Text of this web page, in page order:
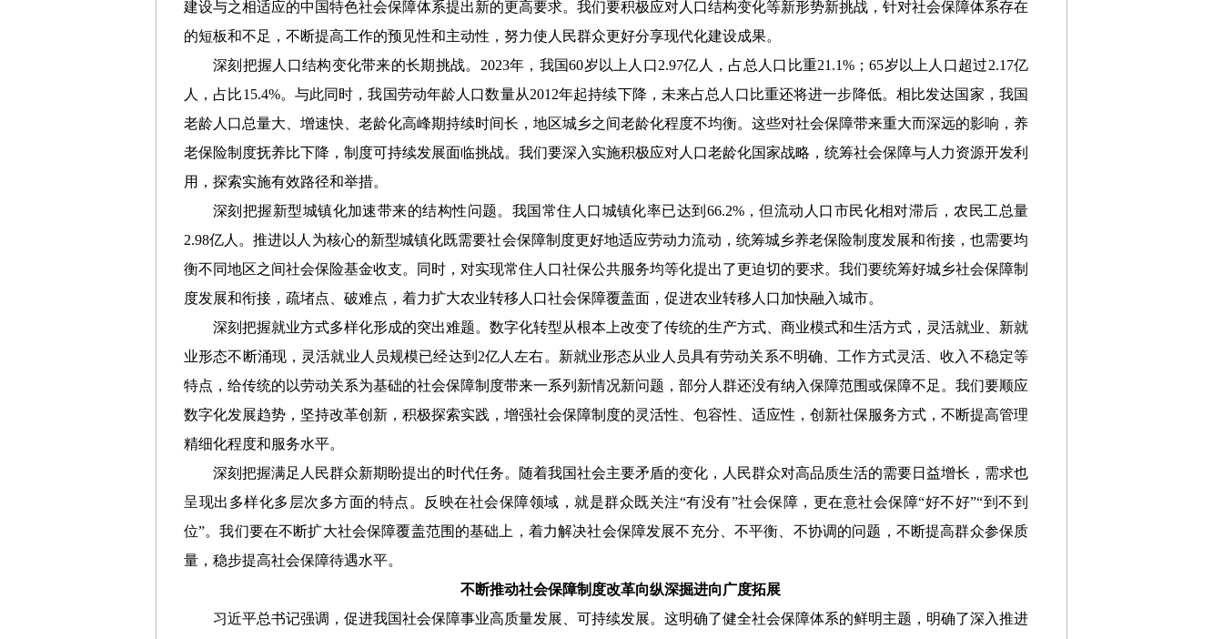
建设与之相适应的中国特色社会保障体系提出新的更高要求。我们要积极应对人口结构变化等新形势新挑战，针对社会保障体系存在
的短板和不足，不断提高工作的预见性和主动性，努力使人民群众更好分享现代化建设成果。
深刻把握人口结构变化带来的长期挑战。 2023年，我国60岁以上人口2.97亿人，占总人口比重21.1%；65岁以上人口超过2.17亿
人，占比15.4%。与此同时，我国劳动年龄人口数量从2012年起持续下降，未来占总人口比重还将进一步降低。相比发达国家，我国
老龄人口总量大、增速快、老龄化高峰期持续时间长，地区城乡之间老龄化程度不均衡。这些对社会保障带来重大而深远的影响，养
老保险制度抚养比下降，制度可持续发展面临挑战。我们要深入实施积极应对人口老龄化国家战略，统筹社会保障与人力资源开发利
用，探索实施有效路径和举措。
深刻把握新型城镇化加速带来的结构性问题。我国常住人口城镇化率已达到 66.2%，但流动人口市民化相对滞后，农民工总量
2.98亿人。推进以人为核心的新型城镇化既需要社会保障制度更好地适应劳动力流动，统筹城乡养老保险制度发展和衔接，也需要均
衡不同地区之间社会保险基金收支。同时，对实现常住人口社保公共服务均等化提出了更迫切的要求。我们要统筹好城乡社会保障制
度发展和衔接，疏堵点、破难点，着力扩大农业转移人口社会保障覆盖面，促进农业转移人口加快融入城市。
深刻把握就业方式多样化形成的突出难题。数字化转型从根本上改变了传统的生产方式、商业模式和生活方式，灵活就业、新就
业形态不断涌现，灵活就业人员规模已经达到 2亿人左右。新就业形态从业人员具有劳动关系不明确、工作方式灵活、收入不稳定等
特点，给传统的以劳动关系为基础的社会保障制度带来一系列新情况新问题，部分人群还没有纳入保障范围或保障不足。我们要顺应
数字化发展趋势，坚持改革创新，积极探索实践，增强社会保障制度的灵活性、包容性、适应性，创新社保服务方式，不断提高管理
精细化程度和服务水平。
深刻把握满足人民群众新期盼提出的时代任务。随着我国社会主要矛盾的变化，人民群众对高品质生活的需要日益增长，需求也
呈现出多样化多层次多方面的特点。反映在社会保障领域，就是群众既关注“有没有”社会保障，更在意社会保障“好不好”“到不到
位”。我们要在不断扩大社会保障覆盖范围的基础上，着力解决社会保障发展不充分、不平衡、不协调的问题，不断提高群众参保质
量，稳步提高社会保障待遇水平。
不断推动社会保障制度改革向纵深掘进向广度拓展
习近平总书记强调，促进我国社会保障事业高质量发展、可持续发展。这明确了健全社会保障体系的鲜明主题，明确了深入推进